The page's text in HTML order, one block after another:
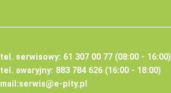
tel. serwisowy: 61 307 00 77 (08:00 - 16:00)
tel. awaryjny: 883 784 626 (16:00 - 18:00)
mail:serwis@e-pity.pl